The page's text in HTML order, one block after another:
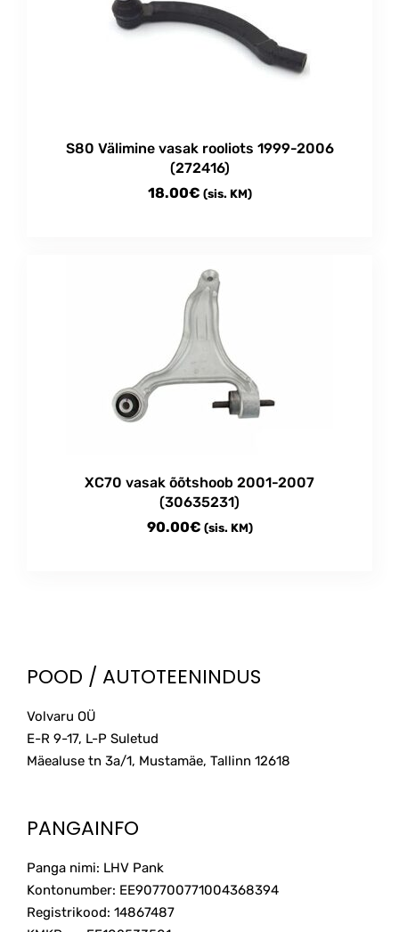
S80 Välimine vasak rooliots 1999-2006
(272416)
18.00€ (sis. KM)
XC70 vasak õõtshoob 2001-2007
(30635231)
90.00€ (sis. KM)
POOD / AUTOTEENINDUS
Volvaru OÜ
E-R 9-17, L-P Suletud
Mäealuse tn 3a/1, Mustamäe, Tallinn 12618
PANGAINFO
Panga nimi: LHV Pank
Kontonumber: EE907700771004368394
Registrikood: 14867487